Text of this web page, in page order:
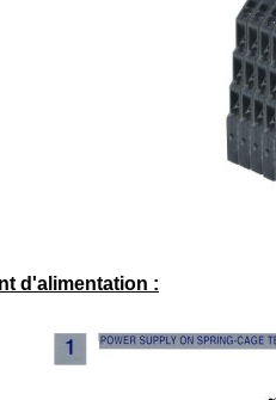
d'alimentation :